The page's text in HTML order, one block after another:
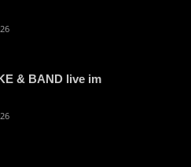
& BAND live im